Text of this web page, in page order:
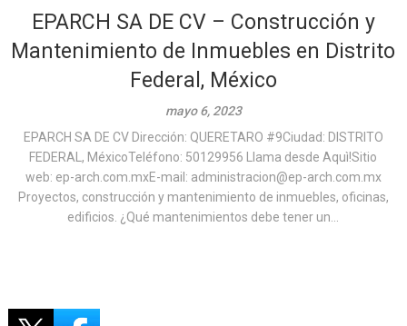
EPARCH SA DE CV – Construcción y
Mantenimiento de Inmuebles en Distrito
Federal, México
mayo 6, 2023
EPARCH SA DE CV Dirección: QUERETARO #9Ciudad: DISTRITO
FEDERAL, MéxicoTeléfono: 50129956 Llama desde Aquì!Sitio
web: ep-arch.com.mxE-mail: administracion@ep-arch.com.mx
Proyectos, construcción y mantenimiento de inmuebles, oficinas,
edificios. ¿Qué mantenimientos debe tener un...